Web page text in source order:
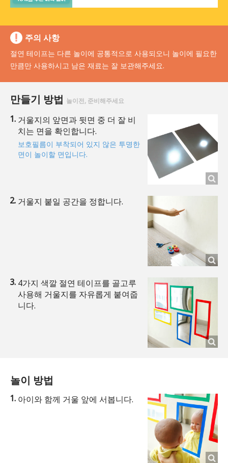
주의 사항
절연 테이프는 다른 놀이에 공통적으로 사용되오니 놀이에 필요한
만큼만 사용하시고 남은 재료는 잘 보관해주세요.
만들기 방법 놀이전, 준비해주세요
거울지의 앞면과 뒷면 중 더 잘 비
치는 면을 확인합니다.
보호필름이 부착되어 있지 않은 투명한
면이 놀이할 면입니다.
거울지 붙일 공간을 정합니다.
4가지 색깔 절연 테이프를 골고루
사용해 거울지를 자유롭게 붙여줍
니다.
놀이 방법
아이와 함께 거울 앞에 서봅니다.